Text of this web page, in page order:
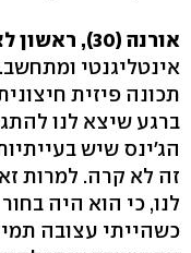
אורנה (30), ראשון לציון:
תכונה פיזית
ברגע שיצא לנו
הג'ינס שיש
זה לא קרה. למרות
לנו, כי הוא היה
כשהייתי עצובה